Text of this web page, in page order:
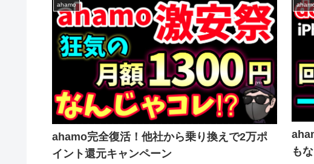
ahamo
ahamo完全復活！他社から乗り換えで2万ポ
イント還元キャンペーン
も